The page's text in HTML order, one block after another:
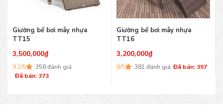
Giường bể bơi mây nhựa
TT15
3,500,000₫
9.2/5
358 đánh giá
Đã bán: 373
Giường bể bơi mây nhựa
TT16
3,200,000₫
8/5 381 đánh giá Đã bán: 397